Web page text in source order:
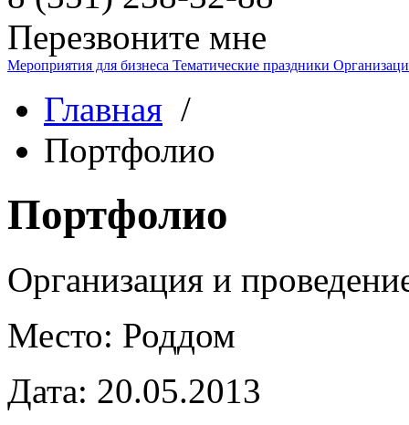
Перезвоните мне
Мероприятия для бизнеса Тематические праздники
Главная /
Портфолио
Портфолио
Организация и
Место: Роддом
Дата: 20.05.2013